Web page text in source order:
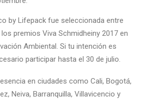
by Lifepack fue seleccionada entre
premios Viva Schmidheiny 2017 en
Ambiental. Si tu intención es
participar hasta el 30 de julio.
en ciudades como Cali, Bogotá,
Neiva, Barranquilla, Villavicencio y